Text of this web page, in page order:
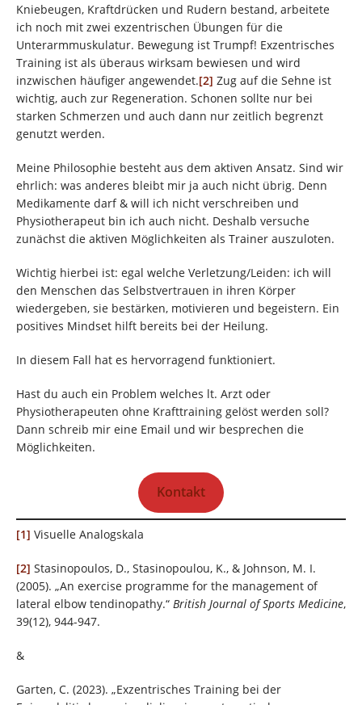
Kniebeugen, Kraftdrücken und Rudern bestand, arbeitete
ich noch mit zwei exzentrischen Übungen für die
Unterarmmuskulatur. Bewegung ist Trumpf! Exzentrisches
Training ist als überaus wirksam bewiesen und wird
inzwischen häufiger angewendet.[2] Zug auf die Sehne ist
wichtig, auch zur Regeneration. Schonen sollte nur bei
starken Schmerzen und auch dann nur zeitlich begrenzt
genutzt werden.
Meine Philosophie besteht aus dem aktiven Ansatz. Sind wir
ehrlich: was anderes bleibt mir ja auch nicht übrig. Denn
Medikamente darf & will ich nicht verschreiben und
Physiotherapeut bin ich auch nicht. Deshalb versuche
zunächst die aktiven Möglichkeiten als Trainer auszuloten.
Wichtig hierbei ist: egal welche Verletzung/Leiden: ich will
den Menschen das Selbstvertrauen in ihren Körper
wiedergeben, sie bestärken, motivieren und begeistern. Ein
positives Mindset hilft bereits bei der Heilung.
In diesem Fall hat es hervorragend funktioniert.
Hast du auch ein Problem welches lt. Arzt oder
Physiotherapeuten ohne Krafttraining gelöst werden soll?
Dann schreib mir eine Email und wir besprechen die
Möglichkeiten.
Kontakt
[1] Visuelle Analogskala
[2] Stasinopoulos, D., Stasinopoulou, K., & Johnson, M. I.
(2005). „An exercise programme for the management of
lateral elbow tendinopathy.“ British Journal of Sports Medicine,
39(12), 944-947.
&
Garten, C. (2023). „Exzentrisches Training bei der